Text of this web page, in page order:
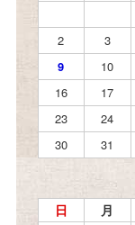
2
3
9
10
16
17
23
24
30
31
日 月